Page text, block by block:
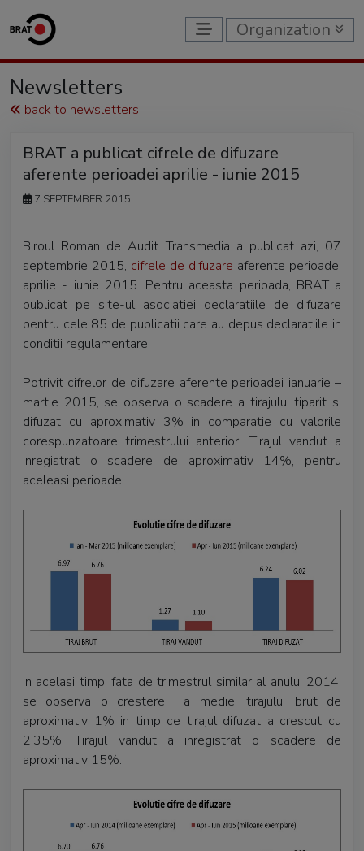
Organization
Newsletters
back to newsletters
BRAT a publicat cifrele de difuzare
aferente perioadei aprilie - iunie 2015
7 SEPTEMBER 2015
Biroul Roman de Audit Transmedia a publicat azi, 07
septembrie 2015, cifrele de difuzare aferente perioadei
aprilie - iunie 2015. Pentru aceasta perioada, BRAT a
publicat pe site-ul asociatiei declaratiile de difuzare
pentru cele 85 de publicatii care au depus declaratiile in
conditii regulamentare.
Potrivit cifrelor de difuzare aferente perioadei ianuarie –
martie 2015, se observa o scadere a tirajului tiparit si
difuzat cu aproximativ 3% in comparatie cu valorile
corespunzatoare trimestrului anterior. Tirajul vandut a
inregistrat o scadere de aproximativ 14%, pentru
aceleasi perioade.
In acelasi timp, fata de trimestrul similar al anului 2014,
se observa o crestere a mediei tirajului brut de
aproximativ 1% in timp ce tirajul difuzat a crescut cu
2.35%. Tirajul vandut a inregistrat o scadere de
aproximativ 15%.